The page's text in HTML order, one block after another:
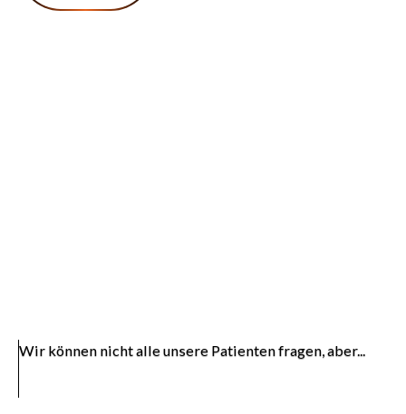
Wir können nicht alle unsere Patienten fragen, aber...